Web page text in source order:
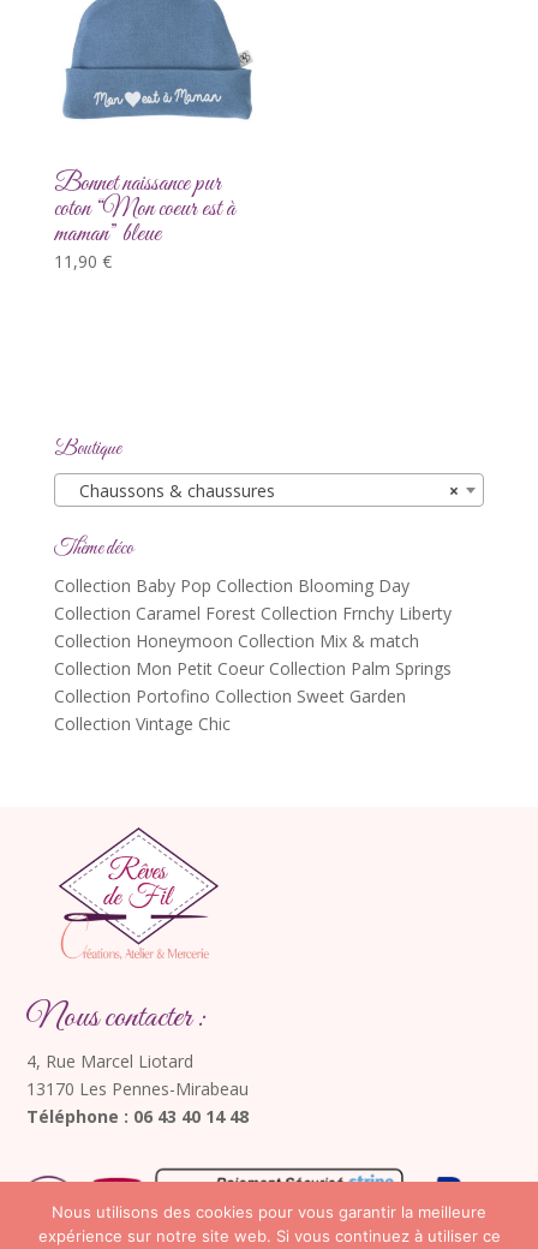
Bonnet naissance pur
coton “Mon coeur est à
maman” bleue
11,90 €
Boutique
×
Chaussons & chaussures
Thème déco
Collection Baby Pop Collection Blooming Day
Collection Caramel Forest Collection Frnchy Liberty
Collection Honeymoon Collection Mix & match
Collection Mon Petit Coeur Collection Palm Springs
Collection Portofino Collection Sweet Garden
Collection Vintage Chic
Nous contacter :
4, Rue Marcel Liotard
13170 Les Pennes-Mirabeau
Téléphone : 06 43 40 14 48
Nous utilisons des cookies pour vous garantir la meilleure
expérience sur notre site web. Si vous continuez à utiliser ce